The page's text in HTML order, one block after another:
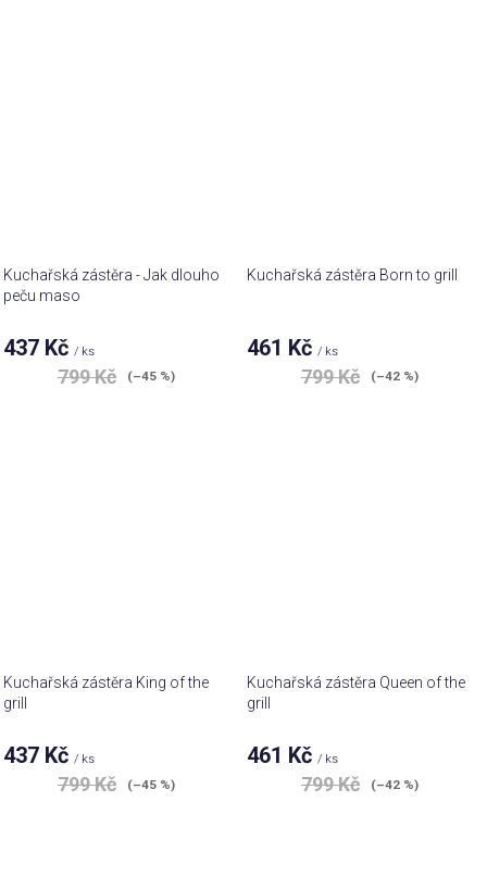
Kuchařská zástěra - Jak dlouho
peču maso
437 Kč / ks
799 Kč (–45 %)
Kuchařská zástěra Born to grill
461 Kč / ks
799 Kč (–42 %)
Kuchařská zástěra King of the
grill
437 Kč/ ks
799 Kč (–45 %)
Kuchařská zástěra Queen of the
grill
461 Kč/ ks
799 Kč (–42 %)